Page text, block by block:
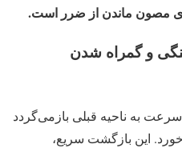
مصون ماندن از ضرر است.
و گمراه شدن
به ناحیه قبلی بازمی‌گردد
این بازگشت سریع،